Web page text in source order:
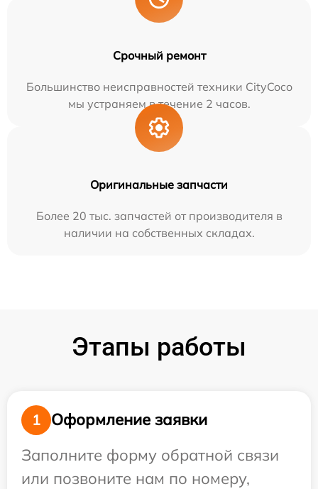
Срочный ремонт
Большинство неисправностей техники CityCoco
мы устраняем в течение 2 часов.
Оригинальные запчасти
Более 20 тыс. запчастей от производителя в
наличии на собственных складах.
Этапы работы
1
Оформление заявки
Заполните форму обратной связи
или позвоните нам по номеру,